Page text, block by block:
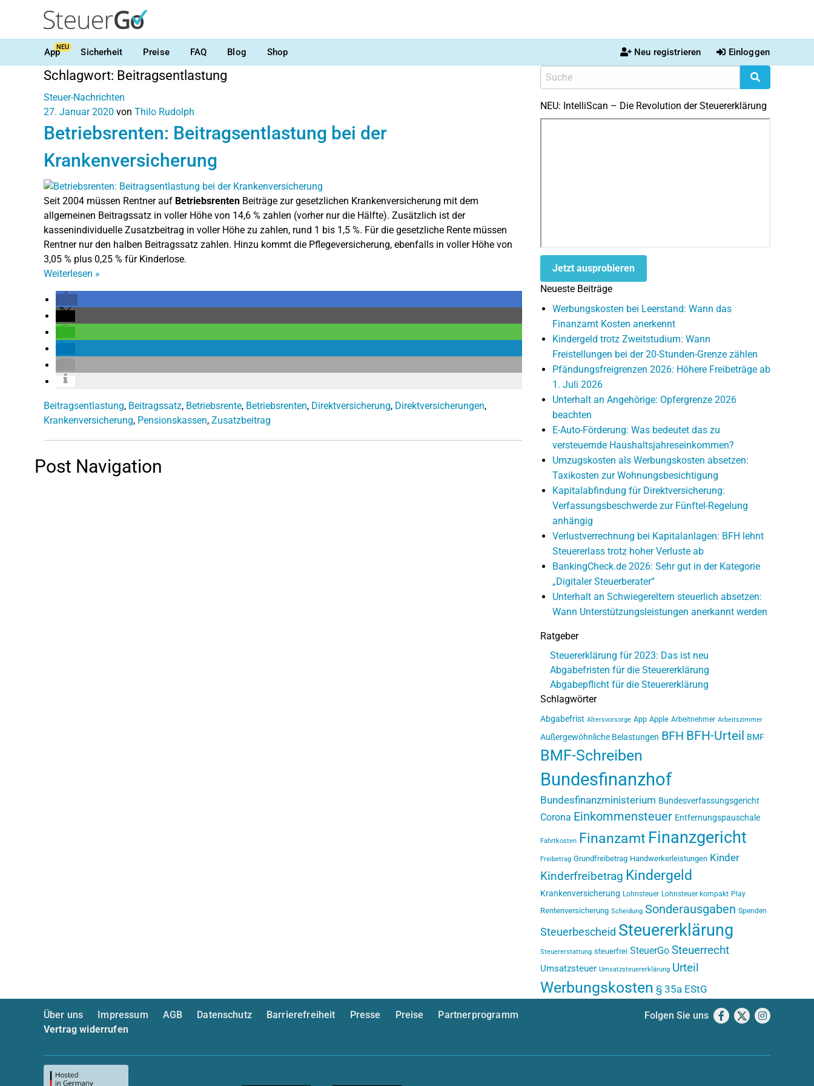
AppNEU Sicherheit Preise FAQ Blog Shop Neu registrieren Einloggen
Schlagwort: Beitragsentlastung
Steuer-Nachrichten
27. Januar 2020 von Thilo Rudolph
Betriebsrenten: Beitragsentlastung bei der
Krankenversicherung
Seit 2004 müssen Rentner auf Betriebsrenten Beiträge zur gesetzlichen Krankenversicherung mit dem
allgemeinen Beitragssatz in voller Höhe von 14,6 % zahlen (vorher nur die Hälfte). Zusätzlich ist der
kassenindividuelle Zusatzbeitrag in voller Höhe zu zahlen, rund 1 bis 1,5 %. Für die gesetzliche Rente müssen
Rentner nur den halben Beitragssatz zahlen. Hinzu kommt die Pflegeversicherung, ebenfalls in voller Höhe von
3,05 % plus 0,25 % für Kinderlose.
Weiterlesen »
Beitragsentlastung, Beitragssatz, Betriebsrente, Betriebsrenten, Direktversicherung, Direktversicherungen,
Krankenversicherung, Pensionskassen, Zusatzbeitrag
Post Navigation
NEU: IntelliScan – Die Revolution der Steuererklärung
Jetzt ausprobieren
Neueste Beiträge
Werbungskosten bei Leerstand: Wann das
Finanzamt Kosten anerkennt
Kindergeld trotz Zweitstudium: Wann
Freistellungen bei der 20-Stunden-Grenze zählen
Pfändungsfreigrenzen 2026: Höhere Freibeträge ab
1. Juli 2026
Unterhalt an Angehörige: Opfergrenze 2026
beachten
E-Auto-Förderung: Was bedeutet das zu
versteuernde Haushaltsjahreseinkommen?
Umzugskosten als Werbungskosten absetzen:
Taxikosten zur Wohnungsbesichtigung
Kapitalabfindung für Direktversicherung:
Verfassungsbeschwerde zur Fünftel-Regelung
anhängig
Verlustverrechnung bei Kapitalanlagen: BFH lehnt
Steuererlass trotz hoher Verluste ab
BankingCheck.de 2026: Sehr gut in der Kategorie
„Digitaler Steuerberater“
Unterhalt an Schwiegereltern steuerlich absetzen:
Wann Unterstützungsleistungen anerkannt werden
Ratgeber
Steuererklärung für 2023: Das ist neu
Abgabefristen für die Steuererklärung
Abgabepflicht für die Steuererklärung
Schlagwörter
Abgabefrist Altersvorsorge App Apple Arbeitnehmer Arbeitszimmer
Außergewöhnliche Belastungen BFH BFH-Urteil BMF
BMF-Schreiben
Bundesfinanzhof
Bundesfinanzministerium Bundesverfassungsgericht
Corona Einkommensteuer Entfernungspauschale
Fahrtkosten Finanzamt Finanzgericht
Freibetrag Grundfreibetrag Handwerkerleistungen Kinder
Kinderfreibetrag Kindergeld
Krankenversicherung Lohnsteuer Lohnsteuer kompakt Play
Rentenversicherung Scheidung Sonderausgaben Spenden
Steuerbescheid Steuererklärung
Steuererstattung steuerfrei SteuerGo Steuerrecht
Umsatzsteuer Umsatzsteuererklärung Urteil
Werbungskosten § 35a EStG
Über uns Impressum AGB Datenschutz Barrierefreiheit Presse Preise
Partnerprogramm
Vertrag widerrufen
Folgen Sie uns Facebook
X Instagram